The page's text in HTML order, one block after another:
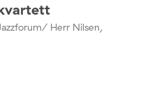
Herr Nilsen,